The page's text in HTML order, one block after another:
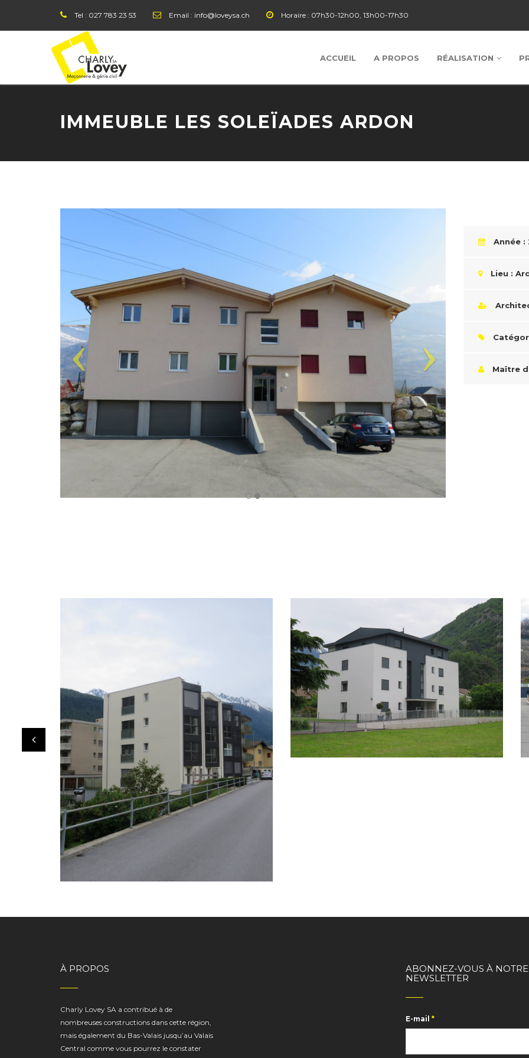
Tel : 027 783 23 53 Email : info@loveysa.ch Horaire : 07h30-12h00, 13h00-17h30
ACCUEIL A PROPOS RÉALISATION
IMMEUBLE LES SOLEÏADES ARDON
Année :
Lieu :
Maître
IMMEUBLE LES CÈDRES MARTIGNY
IMMEUBLE LES FONTANETS MARTIGNY
À PROPOS
Charly Lovey SA a contribué à de
nombreuses constructions dans cette région,
mais également du Bas-Valais jusqu’au Valais
Central comme vous pourrez le constater
ABONNEZ-VOUS À NOTRE
NEWSLETTER
E-mail *